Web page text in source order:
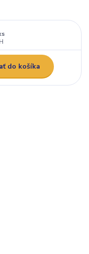
do košíka